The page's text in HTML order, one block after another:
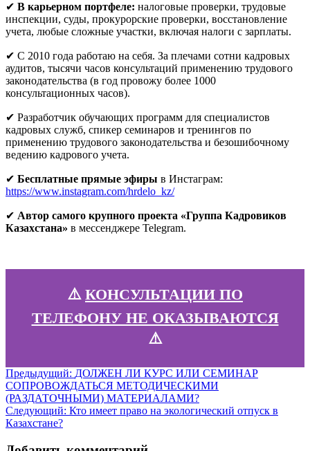
✔ В карьерном портфеле: налоговые проверки, трудовые
инспекции, суды, прокурорские проверки, восстановление
учета, любые сложные участки, включая налоги с зарплаты.
✔ С 2010 года работаю на себя. За плечами сотни кадровых
аудитов, тысячи часов консультаций применению трудового
законодательства (в год провожу более 1000
консультационных часов).
✔ Разработчик обучающих программ для специалистов
кадровых служб, спикер семинаров и тренингов по
применению трудового законодательства и безошибочному
ведению кадрового учета.
✔ Бесплатные прямые эфиры в Инстаграм:
https://www.instagram.com/hrdelo_kz/
✔ Автор самого крупного проекта «Группа Кадровиков
Казахстана» в мессенджере Telegram.
⚠️ КОНСУЛЬТАЦИИ ПО
ТЕЛЕФОНУ НЕ ОКАЗЫВАЮТСЯ
⚠️
Навигация
по
записям
Предыдущий: Предыдущая
запись:
ДОЛЖЕН ЛИ КУРС ИЛИ СЕМИНАР
СОПРОВОЖДАТЬСЯ МЕТОДИЧЕСКИМИ
(РАЗДАТОЧНЫМИ) МАТЕРИАЛАМИ?
Следующий: Следующая
Кто имеет право на экологический отпуск в
Казахстане?